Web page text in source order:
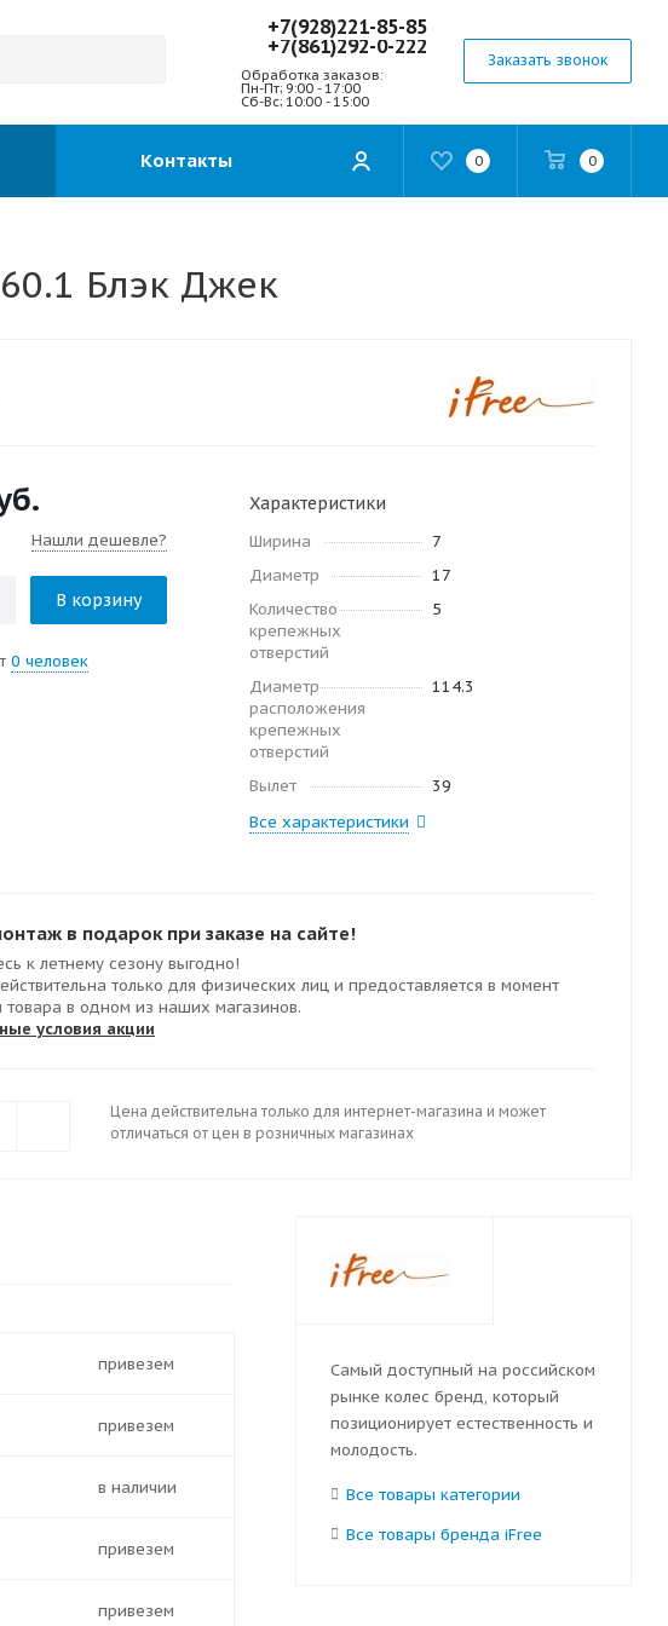
+7(928)221-85-85
+7(861)292-0-222
Обработка заказов:
Пн-Пт; 9:00 - 17:00
Сб-Вс; 10:00 - 15:00
Заказать звонок
0 0
Контакты
Блэк Джек
Нашли дешевле?
В корзину
0 человек
Характеристики
Ширина
7
Диаметр
17
Количество
крепежных
отверстий
5
Диаметр
расположения
крепежных
отверстий
114.3
Вылет
39
Все характеристики
в подарок при заказе на сайте!
к летнему сезону выгодно!
только для физических лиц и предоставляется в момент
товара в одном из наших магазинов.
условия акции
Цена действительна только для интернет-магазина и может
отличаться от цен в розничных магазинах
Привезем
Привезем
в наличии
Привезем
Привезем
Самый доступный на российском
рынке колес бренд, который
позиционирует естественность и
молодость.
Все товары категории
Все товары бренда iFree